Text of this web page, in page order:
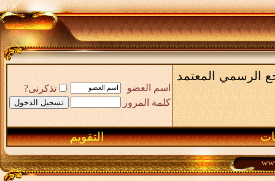
الرسمي المعتمد
اسم العضو
تذكرنى?
كلمة المرور
التقويم